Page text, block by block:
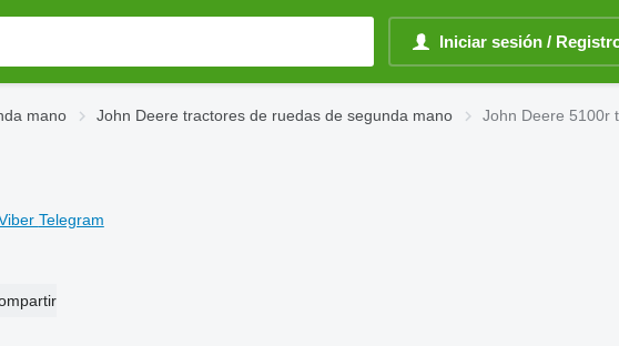
Iniciar sesión /
mano John Deere tractores de ruedas de segunda mano John Deere 5100r
Telegram